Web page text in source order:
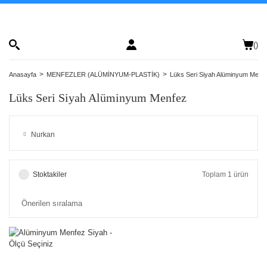
()
Anasayfa MENFEZLER (ALÜMİNYUM-PLASTİK) Lüks Seri Siyah Alüminyum
Lüks Seri Siyah Alüminyum Menfez
Nurkan
Stoktakiler Toplam 1 ürün